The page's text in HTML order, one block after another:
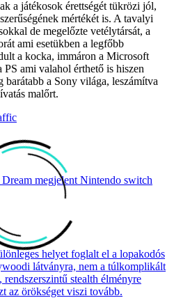
a játékosok érettségét tükrözi jól,
mértékét is. A tavalyi
de megelőzte vetélytársát, a
ami esetükben a legfőbb
a kocka, immáron a Microsoft
ami valahol érthető is hiszen
barátabb a Sony világa, leszámítva
malőrt.
megjelent Nintendo switch
helyet foglalt el a lopakodós
látványra, nem a túlkomplikált
rendszerszintű stealth élményre
az örökséget viszi tovább.